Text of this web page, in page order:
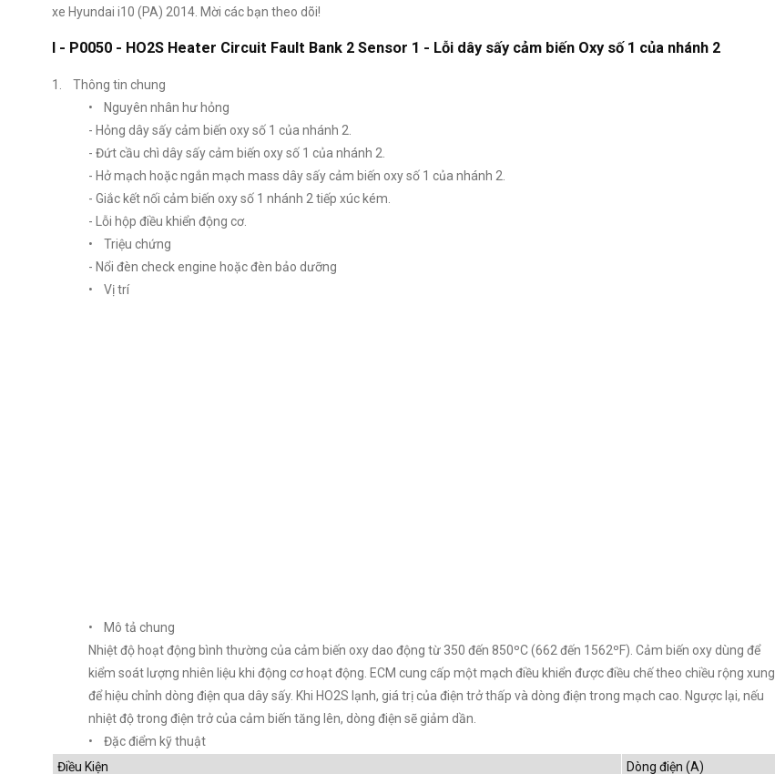
xe Hyundai i10 (PA) 2014. Mời các bạn theo dõi!
I - P0050 - HO2S Heater Circuit Fault Bank 2 Sensor 1 - Lỗi dây sấy cảm biến Oxy số 1 của nhánh 2
1. Thông tin chung
• Nguyên nhân hư hỏng
- Hỏng dây sấy cảm biến oxy số 1 của nhánh 2.
- Đứt cầu chì dây sấy cảm biến oxy số 1 của nhánh 2.
- Hở mạch hoặc ngắn mạch mass dây sấy cảm biến oxy số 1 của nhánh 2.
- Giắc kết nối cảm biến oxy số 1 nhánh 2 tiếp xúc kém.
- Lỗi hộp điều khiển động cơ.
• Triệu chứng
- Nổi đèn check engine hoặc đèn bảo dưỡng
• Vị trí
• Mô tả chung
Nhiệt độ hoạt động bình thường của cảm biến oxy dao động từ 350 đến 850ºC (662 đến 1562ºF). Cảm biến oxy dùng để
kiểm soát lượng nhiên liệu khi động cơ hoạt động. ECM cung cấp một mạch điều khiển được điều chế theo chiều rộng xung
để hiệu chỉnh dòng điện qua dây sấy. Khi HO2S lạnh, giá trị của điện trở thấp và dòng điện trong mạch cao. Ngược lại, nếu
nhiệt độ trong điện trở của cảm biến tăng lên, dòng điện sẽ giảm dần.
• Đặc điểm kỹ thuật
Điều Kiện
Dòng điện (A)